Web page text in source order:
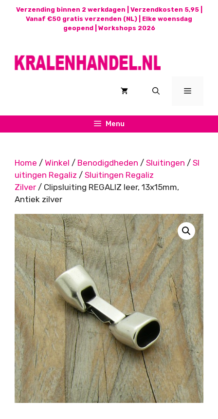
Verzending binnen 2 werkdagen | Verzendkosten 5,95 |
Vanaf €50 gratis verzenden (NL) | Elke woensdag
geopend | Workshops 2026
Menu
Menu
Home / Winkel / Benodigdheden / Sluitingen / Sl
uitingen Regaliz / Sluitingen Regaliz
Zilver / Clipsluiting REGALIZ leer, 13x15mm,
Antiek zilver